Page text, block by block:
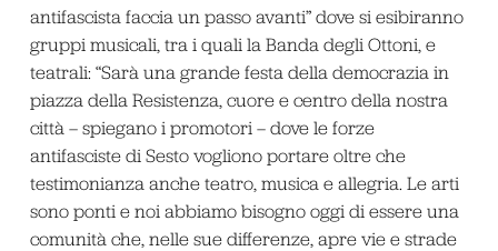
antifascista faccia un passo avanti” dove si esibiranno
gruppi musicali, tra i quali la Banda degli Ottoni, e
teatrali: “Sarà una grande festa della democrazia in
piazza della Resistenza, cuore e centro della nostra
città – spiegano i promotori – dove le forze
antifasciste di Sesto vogliono portare oltre che
testimonianza anche teatro, musica e allegria. Le arti
sono ponti e noi abbiamo bisogno oggi di essere una
comunità che, nelle sue differenze, apre vie e strade